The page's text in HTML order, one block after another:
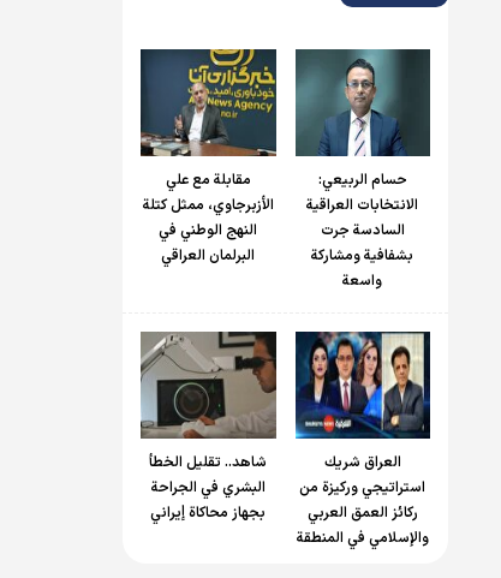
حسام الربیعي:
الانتخابات العراقية
السادسة جرت
بشفافية ومشاركة
واسعة
مقابلة مع علي
الأزبرجاوي، ممثل كتلة
النهج الوطني في
البرلمان العراقي
العراق شريك
استراتيجي وركيزة من
ركائز العمق العربي
والإسلامي في المنطقة
شاهد.. تقليل الخطأ
البشري في الجراحة
بجهاز محاكاة إيراني